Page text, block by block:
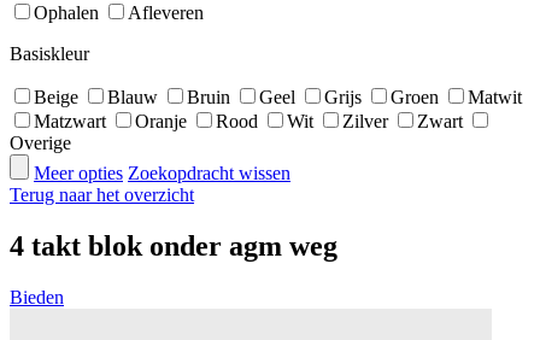
Ophalen
Afleveren
Basiskleur
Beige Blauw Bruin Geel Grijs Groen
Matwit
Matzwart
Oranje Rood Wit Zilver
Zwart
Overige
Meer opties Zoekopdracht wissen
Terug naar het overzicht
4 takt blok onder agm weg
Bieden